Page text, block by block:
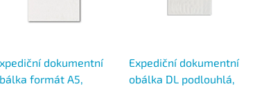
dokumentní
formát A5,
Expediční dokumentní
obálka DL podlouhlá,